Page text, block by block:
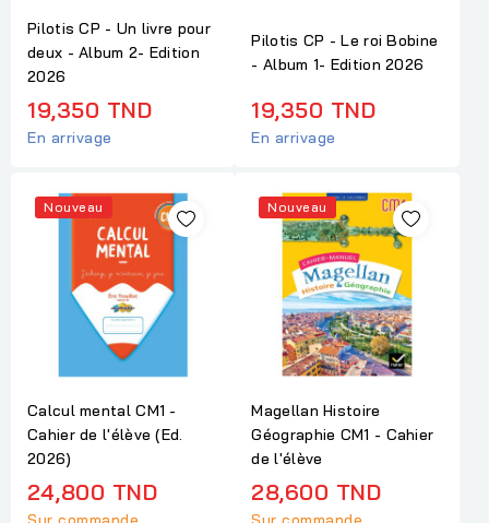
Pilotis CP - Un livre pour
deux - Album 2- Edition
2026
19,350 TND
En arrivage
Pilotis CP - Le roi Bobine
- Album 1- Edition 2026
19,350 TND
En arrivage
Nouveau
Calcul mental CM1 -
Cahier de l'élève (Ed.
2026)
24,800 TND
Nouveau
Magellan Histoire
Géographie CM1 - Cahier
de l'élève
28,600 TND